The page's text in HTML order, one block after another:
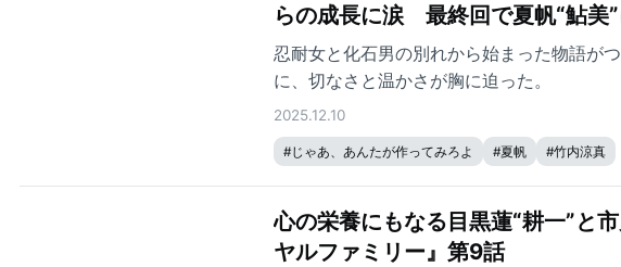
らの成長に涙 最終回で夏帆“鮎美
忍耐女と化石男の別れから始まった物語が
に、切なさと温かさが胸に迫った。
2025.12.10
#じゃあ、あんたが作ってみろよ #夏帆 #竹内涼真
心の栄養にもなる目黒蓮“耕一”と
ヤルファミリー』第9話